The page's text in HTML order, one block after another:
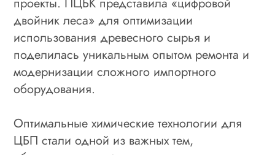
двойник леса» для оптимизации
использования древесного сырья и
поделилась уникальным опытом ремонта и
модернизации сложного импортного
оборудования.
Оптимальные химические технологии для
ЦБП стали одной из важных тем,